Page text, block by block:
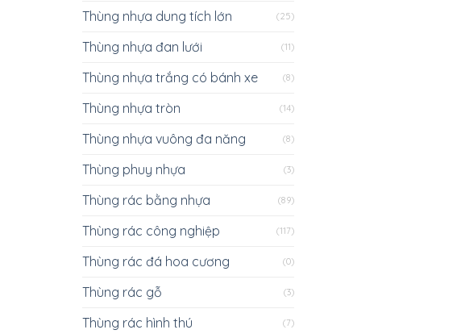
Thùng nhựa dung tích lớn (25)
Thùng nhựa đan lưới (11)
Thùng nhựa trắng có bánh xe (8)
Thùng nhựa tròn (14)
Thùng nhựa vuông đa năng (8)
Thùng phuy nhựa (3)
Thùng rác bằng nhựa (89)
Thùng rác công nghiệp (117)
Thùng rác đá hoa cương (0)
Thùng rác gỗ (3)
Thùng rác hình thú (7)